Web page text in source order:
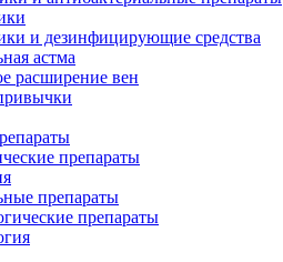
и дезинфицирующие средства
астма
расширение вен
препараты
препараты
препараты